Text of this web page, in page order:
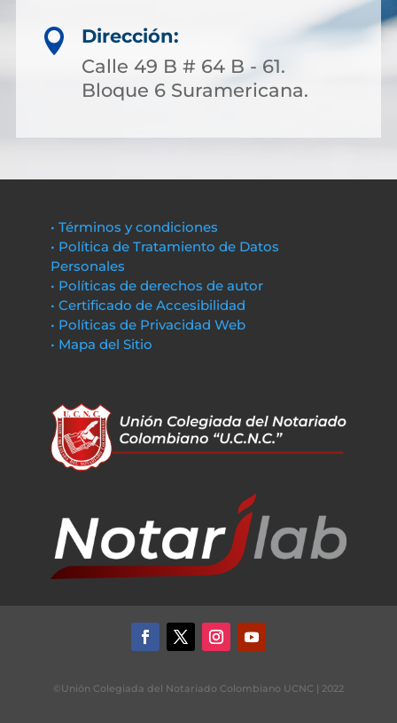

Dirección:
Calle 49 B # 64 B - 61.
Bloque 6 Suramericana.
• Términos y condiciones
• Política de Tratamiento de Datos
Personales
• Políticas de derechos de autor
• Certificado de Accesibilidad
• Políticas de Privacidad Web
• Mapa del Sitio
©Unión Colegiada del Notariado Colombiano UCNC | 2022